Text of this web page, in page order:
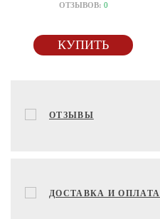
ОТЗЫВОВ: 0
КУПИТЬ
ОТЗЫВЫ
ДОСТАВКА И ОПЛАТА